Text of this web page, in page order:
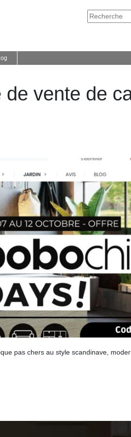
vente de
pas chers au style scandinave,